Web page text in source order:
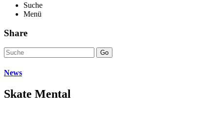
Suche
Menü
Share
Go
News
Skate Mental